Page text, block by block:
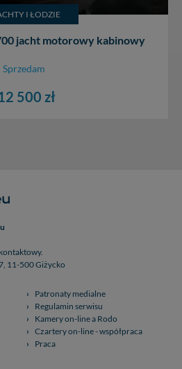
I ŁODZIE
jacht motorowy kabinowy
Sprzedam
500 zł
11-500 Giżycko
Patronaty medialne
Regulamin serwisu
Kamery on-line a Rodo
Czartery on-line - współpraca
Praca